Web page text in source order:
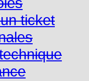
ticket